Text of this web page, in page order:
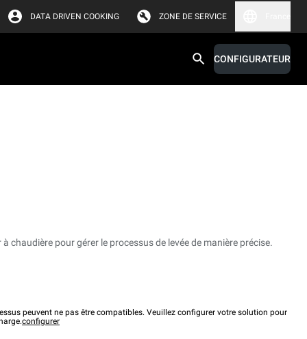
DATA DRIVEN COOKING ZONE DE SERVICE
CONFIGURATEUR
chaudière pour gérer le processus de levée de manière précise.
peuvent ne pas être compatibles. Veuillez configurer votre solution pour
configurer